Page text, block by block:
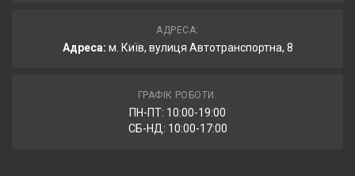
АДРЕСА:
Адреса: м. Київ, вулиця Автотранспортна, 8
ГРАФІК РОБОТИ:
ПН-ПТ: 10:00-19:00
СБ-НД: 10:00-17:00